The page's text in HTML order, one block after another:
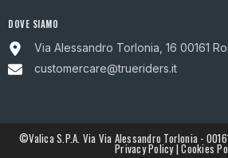
DOVE SIAMO
Via Alessandro Torlonia, 16 00161
customercare@trueriders.it
©Valica S.p.A. Via Via Alessandro Torlonia - 00161
Privacy Policy|Cookies